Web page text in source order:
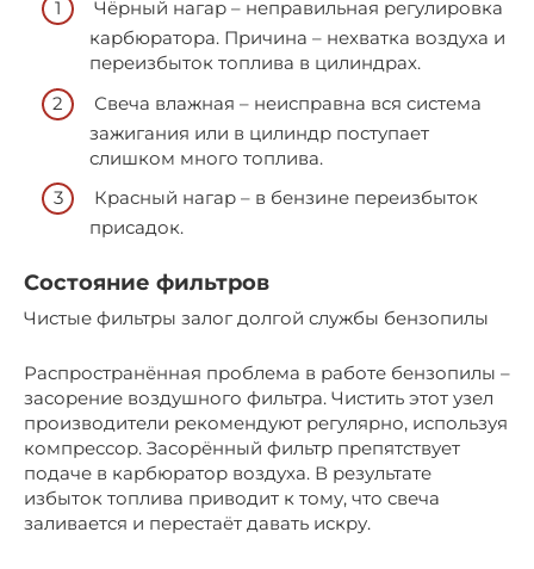
Чёрный нагар – неправильная регулировка
карбюратора. Причина – нехватка воздуха и
переизбыток топлива в цилиндрах.
Свеча влажная – неисправна вся система
зажигания или в цилиндр поступает
слишком много топлива.
Красный нагар – в бензине переизбыток
присадок.
Состояние фильтров
Чистые фильтры залог долгой службы бензопилы
Распространённая проблема в работе бензопилы –
засорение воздушного фильтра. Чистить этот узел
производители рекомендуют регулярно, используя
компрессор. Засорённый фильтр препятствует
подаче в карбюратор воздуха. В результате
избыток топлива приводит к тому, что свеча
заливается и перестаёт давать искру.